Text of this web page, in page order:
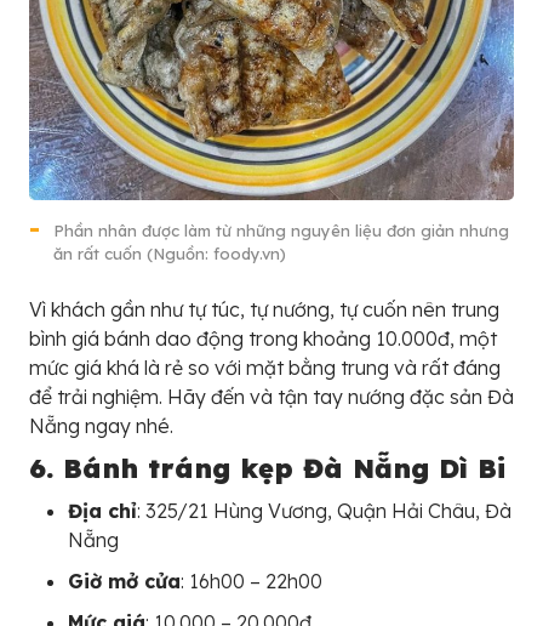
Phần nhân được làm từ những nguyên liệu đơn giản nhưng
ăn rất cuốn (Nguồn: foody.vn)
Vì khách gần như tự túc, tự nướng, tự cuốn nên trung
bình giá bánh dao động trong khoảng 10.000đ, một
mức giá khá là rẻ so với mặt bằng trung và rất đáng
để trải nghiệm. Hãy đến và tận tay nướng đặc sản Đà
Nẵng ngay nhé.
6. Bánh tráng kẹp Đà Nẵng Dì Bi
Địa chỉ: 325/21 Hùng Vương, Quận Hải Châu, Đà
Nẵng
Giờ mở cửa: 16h00 – 22h00